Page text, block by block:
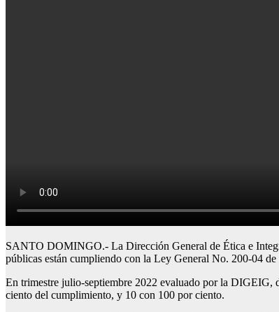
SANTO DOMINGO.- La Dirección General de Ética e
públicas están cumpliendo con la Ley General No. 200-04
En trimestre julio-septiembre 2022 evaluado por la DIGEIG,
ciento del cumplimiento, y 10 con 100 por ciento.